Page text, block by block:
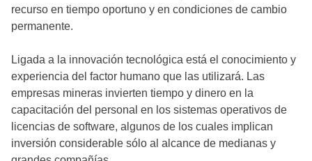
recurso en tiempo oportuno y en condiciones de cambio
permanente.
Ligada a la innovación tecnológica está el conocimiento y
experiencia del factor humano que las utilizará. Las
empresas mineras invierten tiempo y dinero en la
capacitación del personal en los sistemas operativos de
licencias de software, algunos de los cuales implican
inversión considerable sólo al alcance de medianas y